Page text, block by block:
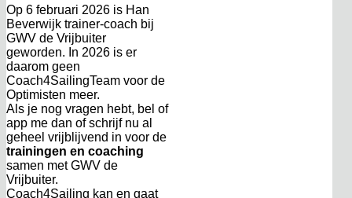
Op 6 februari 2026 is Han
Beverwijk trainer-coach bij
GWV de Vrijbuiter
geworden. In 2026 is er
daarom geen
Coach4SailingTeam voor de
Optimisten meer.
Als je nog vragen hebt, bel of
app me dan of schrijf nu al
geheel vrijblijvend in voor de
trainingen en coaching
samen met GWV de
Vrijbuiter.
Coach4Sailing kan en gaat